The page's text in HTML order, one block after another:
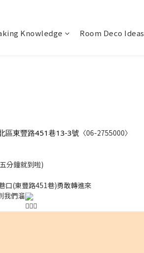
Knowledge Room Deco Ideas
區東豐路451巷13-3號 〈06-2755000〉
分鐘就到啦)
口(東豐路451巷)勇敢轉進來
我們溜